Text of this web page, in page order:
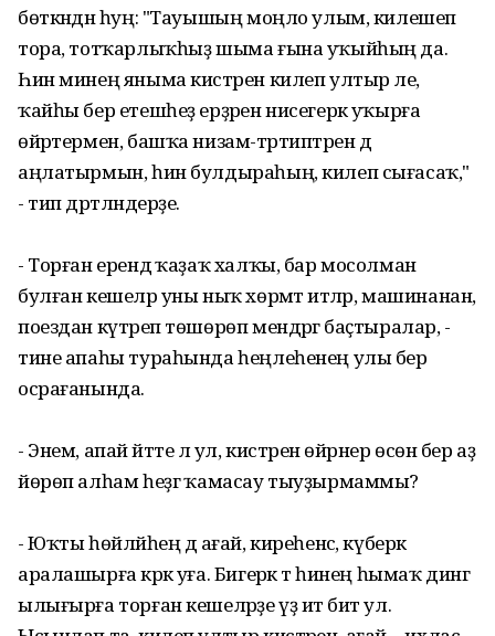
бөткәндән һуң: "Тауышың моңло улым, килешеп
тора, тотҡарлыҡһыҙ шыма ғына уҡыйһың да.
Һин минең яныма кистәрен килеп ултыр әле,
ҡайһы бер етешһеҙ ерҙәрен нисегерәк уҡырға
өйрәтермен, башҡа низам-тәртиптәрен дә
аңлатырмын, һин булдыраһың, килеп сығасаҡ,"
- тип дәртләндерҙе.
- Торған ерендә ҡаҙаҡ халҡы, бар мосолман
булған кешеләр уны ныҡ хөрмәт итәләр, машинанан,
поездан күтәреп төшөрөп мендәргә баҫтыралар, -
тине апаһы тураһында һеңлеһенең улы бер
осрағанында.
- Энем, апай әйтте лә ул, кистәрен өйрәнер өсөн бер аҙ
йөрөп алһам һеҙгә ҡамасау тыуҙырмаммы?
- Юҡты һөйләйһең дә ағай, киреһенсә, күберәк
аралашырға кәрәк уға. Бигерәк тә һинең һымаҡ дингә
ылығырға торған кешеләрҙе үҙ итә бит ул.